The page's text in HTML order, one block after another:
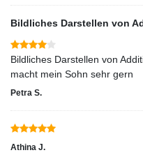
Bildliches Darstellen von
Bildliches Darstellen von
macht mein Sohn sehr gern
Petra S.
Athina J.